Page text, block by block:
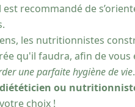
recommandé de
les nutritionnistes
qu'il faudra, afin de
une parfaite hygiène de vie.
ou
choix !